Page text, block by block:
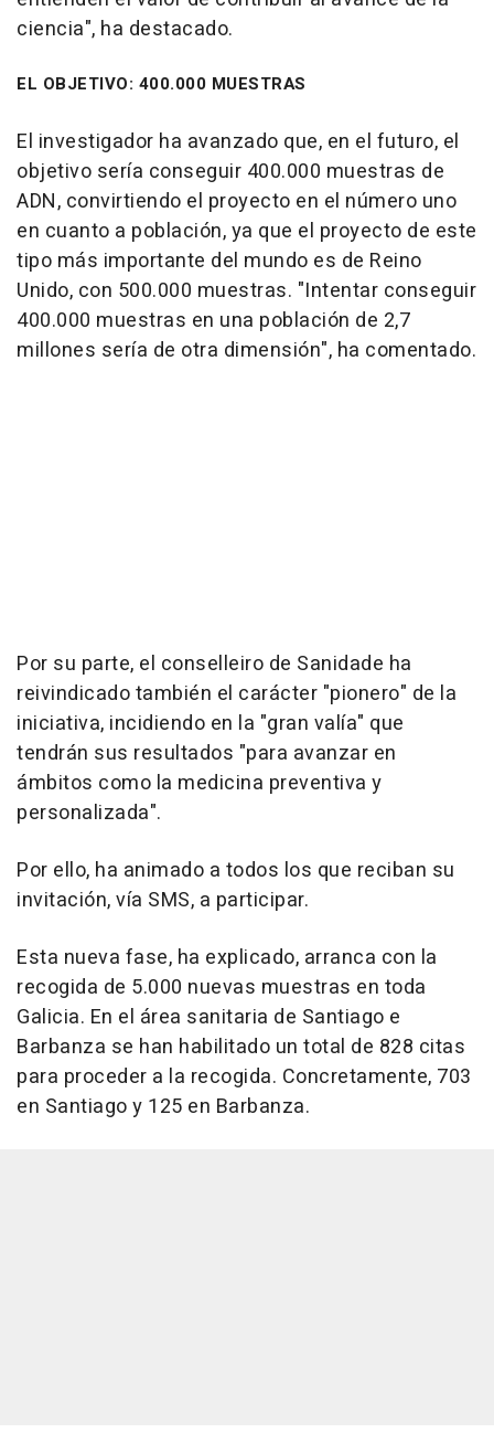
ciencia", ha destacado.
EL OBJETIVO: 400.000 MUESTRAS
El investigador ha avanzado que, en el futuro, el
objetivo sería conseguir 400.000 muestras de
ADN, convirtiendo el proyecto en el número uno
en cuanto a población, ya que el proyecto de este
tipo más importante del mundo es de Reino
Unido, con 500.000 muestras. "Intentar conseguir
400.000 muestras en una población de 2,7
millones sería de otra dimensión", ha comentado.
Por su parte, el conselleiro de Sanidade ha
reivindicado también el carácter "pionero" de la
iniciativa, incidiendo en la "gran valía" que
tendrán sus resultados "para avanzar en
ámbitos como la medicina preventiva y
personalizada".
Por ello, ha animado a todos los que reciban su
invitación, vía SMS, a participar.
Esta nueva fase, ha explicado, arranca con la
recogida de 5.000 nuevas muestras en toda
Galicia. En el área sanitaria de Santiago e
Barbanza se han habilitado un total de 828 citas
para proceder a la recogida. Concretamente, 703
en Santiago y 125 en Barbanza.